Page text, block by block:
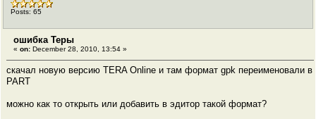
Posts: 65
ошибка Теры
« on: December 28, 2010, 13:54 »
скачал новую версию TERA Online и там формат gpk переименовали в
PART
можно как то открыть или добавить в эдитор такой формат?